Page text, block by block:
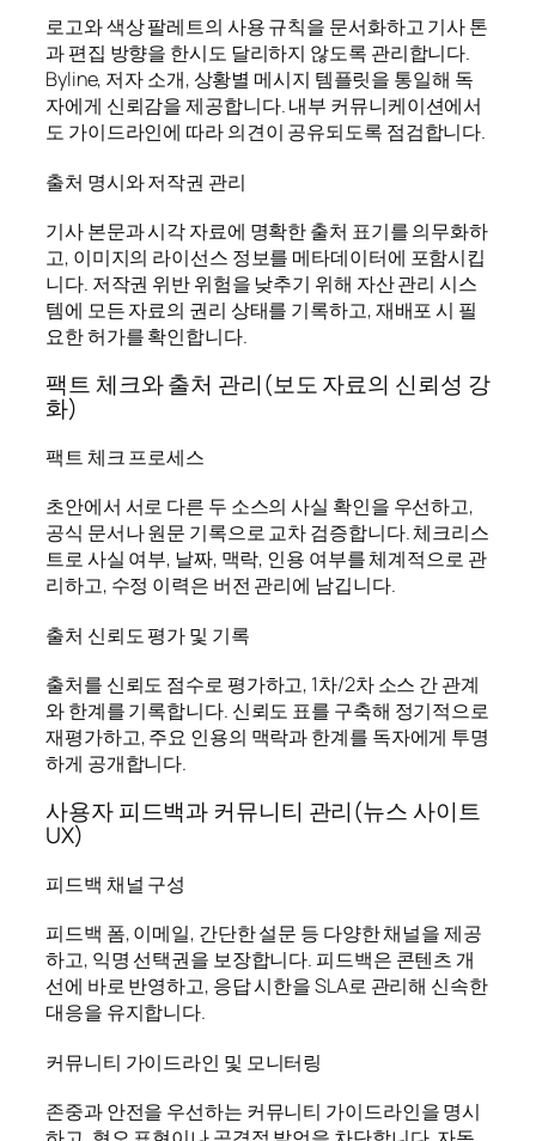
로고와 색상 팔레트의 사용 규칙을 문서화하고 기사 톤
과 편집 방향을 한시도 달리하지 않도록 관리합니다.
Byline, 저자 소개, 상황별 메시지 템플릿을 통일해 독
자에게 신뢰감을 제공합니다. 내부 커뮤니케이션에서
도 가이드라인에 따라 의견이 공유되도록 점검합니다.
출처 명시와 저작권 관리
기사 본문과 시각 자료에 명확한 출처 표기를 의무화하
고, 이미지의 라이선스 정보를 메타데이터에 포함시킵
니다. 저작권 위반 위험을 낮추기 위해 자산 관리 시스
템에 모든 자료의 권리 상태를 기록하고, 재배포 시 필
요한 허가를 확인합니다.
팩트 체크와 출처 관리(보도 자료의 신뢰성 강
화)
팩트 체크 프로세스
초안에서 서로 다른 두 소스의 사실 확인을 우선하고,
공식 문서나 원문 기록으로 교차 검증합니다. 체크리스
트로 사실 여부, 날짜, 맥락, 인용 여부를 체계적으로 관
리하고, 수정 이력은 버전 관리에 남깁니다.
출처 신뢰도 평가 및 기록
출처를 신뢰도 점수로 평가하고, 1차/2차 소스 간 관계
와 한계를 기록합니다. 신뢰도 표를 구축해 정기적으로
재평가하고, 주요 인용의 맥락과 한계를 독자에게 투명
하게 공개합니다.
사용자 피드백과 커뮤니티 관리(뉴스 사이트
UX)
피드백 채널 구성
피드백 폼, 이메일, 간단한 설문 등 다양한 채널을 제공
하고, 익명 선택권을 보장합니다. 피드백은 콘텐츠 개
선에 바로 반영하고, 응답 시한을 SLA로 관리해 신속한
대응을 유지합니다.
커뮤니티 가이드라인 및 모니터링
존중과 안전을 우선하는 커뮤니티 가이드라인을 명시